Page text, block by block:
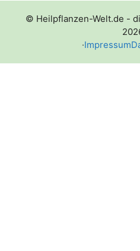
© Heilpflanzen-Welt.de -
·Impressum